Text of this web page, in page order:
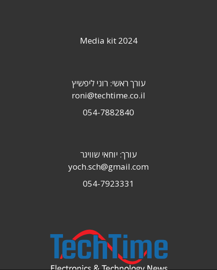
Media kit 2024
עורך ראשי: רוני ליפשיץ
roni@techtime.co.il
054-7882840
עורך: יוחאי שוויגר
yoch.sch@gmail.com
054-7923331